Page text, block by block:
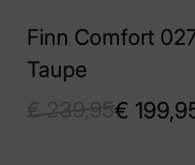
Finn Comfort
Taupe
€